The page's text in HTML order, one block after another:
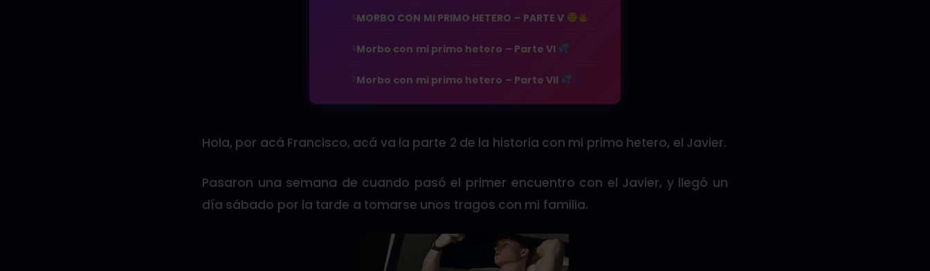
MORBO CON MI PRIMO HETERO – PARTE V
Morbo con mi primo hetero – Parte VI
Morbo con mi primo hetero – Parte VII
Hola, por acá Francisco, acá va la parte 2 de la historia con mi primo hetero, el Javier.
Pasaron una semana de cuando pasó el primer encuentro con el Javier, y llegó un
día sábado por la tarde a tomarse unos tragos con mi familia.